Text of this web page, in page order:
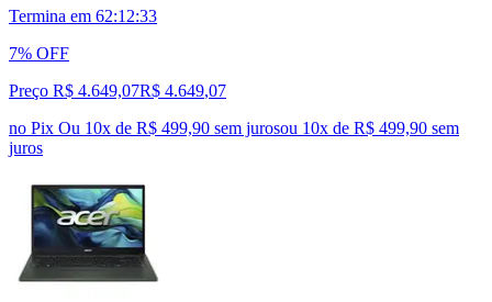
Termina em 62:12:32
7% OFF
Preço R$ 4.649,07R$ 4.649,07
no Pix Ou 10x de R$ 499,90 sem jurosou 10x de R$ 499,90 sem
juros